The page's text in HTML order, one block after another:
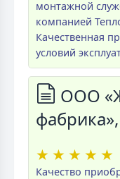
монтажной
компанией
Качественная
условий
ООО
★ ★ ★ ★ ★
Качество